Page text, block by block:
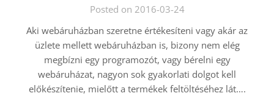
Posted on 2016-03-24
Aki webáruházban szeretne értékesíteni vagy akár az
üzlete mellett webáruházban is, bizony nem elég
megbízni egy programozót, vagy bérelni egy
webáruházat, nagyon sok gyakorlati dolgot kell
előkészítenie, mielőtt a termékek feltöltéséhez lát….